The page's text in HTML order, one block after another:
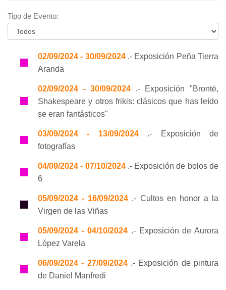
Tipo de Evento:
02/09/2024 - 30/09/2024.- Exposición Peña Tierra
Aranda
02/09/2024 - 30/09/2024 .- Exposición "Brontë,
Shakespeare y otros frikis: clásicos que has leído
se eran fantásticos"
03/09/2024 - 13/09/2024.- Exposición de
fotografías
04/09/2024 - 07/10/2024.- Exposición de bolos de
6
05/09/2024 - 16/09/2024 .- Cultos en honor a la
Virgen de las Viñas
05/09/2024 - 04/10/2024 .- Exposición de Aurora
López Varela
06/09/2024 - 27/09/2024.- Exposición de pintura
de Daniel Manfredi